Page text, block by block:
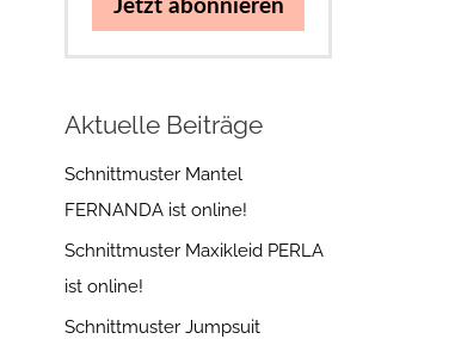
Jetzt abonnieren
Aktuelle Beiträge
Schnittmuster Mantel
FERNANDA ist online!
Schnittmuster Maxikleid PERLA
ist online!
Schnittmuster Jumpsuit